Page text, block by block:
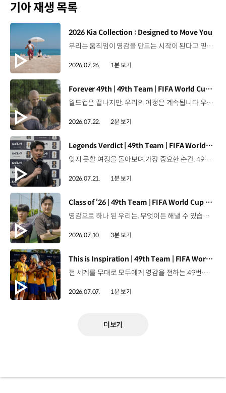
기아 재생 목록
[동영상]
2026 Kia Collection : Designed to Move You
우리는 움직임이 영감을 만드는 시작이 된다고 믿습니다. 기아만의 Movement로 당신의 일상에 영감을 더해줄 2026 Kia Collection을 만나보세요. Designed to move you. Kia Collection 자세히 보기 ▶ #Kia #기아 #KiaCollection #기아컬렉션 #Designedtomoveyou #lifestyle
2026.07.26. 1분 보기
[동영상]
Forever 49th | 49th Team | FIFA World Cup 2026™
월드컵은 끝나지만, 우리의 여정은 계속됩니다.우리는 영원한 49번째 팀입니다. 자세히 보기 ▶ #Kia #InspirationConnectsUsAll #49thTeam #OMBC #FIFAWorldCup2026 유튜브 쇼츠 보기 >
2026.07.22. 2분 보기
[동영상]
Legends Verdict | 49th Team | FIFA World Cup 2026™
잊지 못할 여정을 돌아보며.가장 중요한 순간, 49번째 팀이 공을 건네며 완벽하게 임무를 해낸 그 순간을 함께 돌아봅니다. 자세히 보기 ▶ #Kia #InspirationConnectsUsAll #49thTeam #OMBC #FIFAWorldCup2026 유튜브 쇼츠 보기 >
2026.07.21. 1분 보기
[동영상]
Class of ’26 | 49th Team | FIFA World Cup 2026™
영감으로 하나 된 우리는, 무엇이든 해낼 수 있습니다.세계 곳곳에서 모인 2026년의 주인공들이 FIFA 월드컵™ 오피셜 매치볼 캐리어로 꿈의 무대에 섰습니다. 자세히 보기 ▶ #Kia #InspirationConnectsUsAll #49thTeam #OMBC #FIFAWorldCup2026 유튜브 쇼츠 보기 >
2026.07.10. 3분 보기
[동영상]
This is Inspiration | 49th Team | FIFA World Cup 2026™
전 세계를 무대로 모두에게 영감을 전하는 49번째 팀.FIFA 월드컵 2026™을 향한 여정 속, 이제 사람들의 시선은 이 어린 스타들에게 향합니다. 자세히 보기 ▶ #Kia #InspirationConnectsUsAll #49thTeam #OMBC #FIFAWorldCup2026 유튜브 쇼츠 보기 >
2026.07.07. 1분 보기
더보기